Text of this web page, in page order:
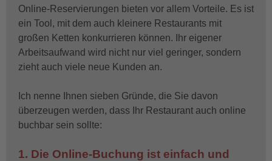
Online-Reservierungen bieten vor allem Vorteile. Es ist
ein Tool, mit dem auch kleinere Restaurants mit
großen Ketten konkurrieren können. Ihr eigener
Arbeitsaufwand wird nicht nur viel geringer, sondern
zieht auch viele neue Kunden an.
Ich nenne Ihnen sieben Gründe, die Sie davon
überzeugen werden, dass Ihr Restaurant auch online
buchbar sein sollte:
1. Die Online-Buchung ist einfach und